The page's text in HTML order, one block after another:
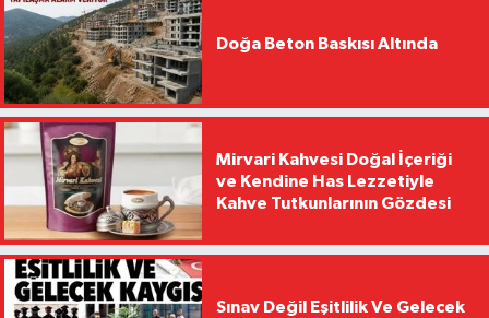
Doğa Beton Baskısı Altında
Mirvari Kahvesi Doğal İçeriği
ve Kendine Has Lezzetiyle
Kahve Tutkunlarının Gözdesi
Sınav Değil Eşitlilik Ve Gelecek